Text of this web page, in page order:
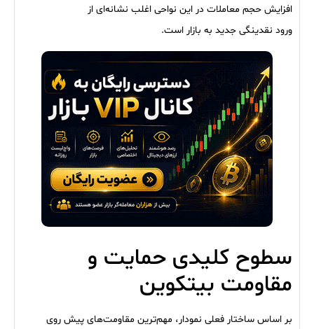
افزایش حجم معاملات در این نواحی اغلب نشانه‌ای از
ورود نقدینگی جدید به بازار است.
سطوح کلیدی حمایت و
مقاومت بیتکوین
بر اساس ساختار فعلی نمودار، مهم‌ترین مقاومت‌های پیش روی